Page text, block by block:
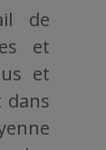
de
et
et
dans